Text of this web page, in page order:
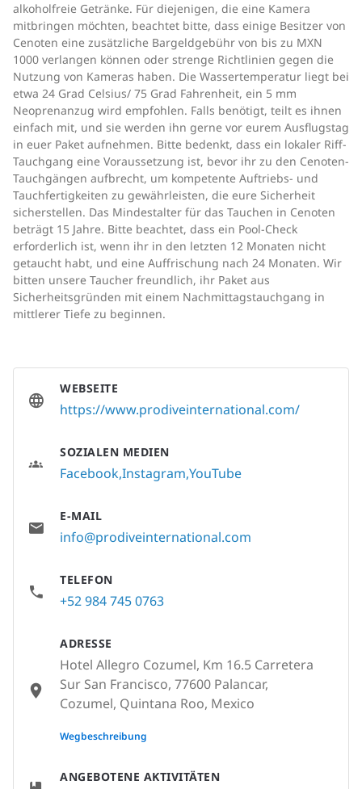
alkoholfreie Getränke. Für diejenigen, die eine Kamera
mitbringen möchten, beachtet bitte, dass einige Besitzer von
Cenoten eine zusätzliche Bargeldgebühr von bis zu MXN
1000 verlangen können oder strenge Richtlinien gegen die
Nutzung von Kameras haben. Die Wassertemperatur liegt bei
etwa 24 Grad Celsius/ 75 Grad Fahrenheit, ein 5 mm
Neoprenanzug wird empfohlen. Falls benötigt, teilt es ihnen
einfach mit, und sie werden ihn gerne vor eurem Ausflugstag
in euer Paket aufnehmen. Bitte bedenkt, dass ein lokaler Riff-
Tauchgang eine Voraussetzung ist, bevor ihr zu den Cenoten-
Tauchgängen aufbrecht, um kompetente Auftriebs- und
Tauchfertigkeiten zu gewährleisten, die eure Sicherheit
sicherstellen. Das Mindestalter für das Tauchen in Cenoten
beträgt 15 Jahre. Bitte beachtet, dass ein Pool-Check
erforderlich ist, wenn ihr in den letzten 12 Monaten nicht
getaucht habt, und eine Auffrischung nach 24 Monaten. Wir
bitten unsere Taucher freundlich, ihr Paket aus
Sicherheitsgründen mit einem Nachmittagstauchgang in
mittlerer Tiefe zu beginnen.
ANGEBOTENE AKTIVITÄTEN
WEBSEITE
https://www.prodiveinternational.com/
SOZIALEN MEDIEN
FacebookInstagram YouTube
E-MAIL
info@prodiveinternational.com
TELEFON
+52 984 745 0763
ADRESSE
Hotel Allegro Cozumel, Km 16.5 Carretera
Sur San Francisco, 77600 Palancar,
Cozumel, Quintana Roo, Mexico
None
Wegbeschreibung